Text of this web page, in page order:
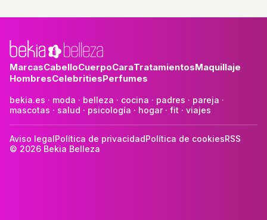
MarcasCabelloCuerpoCaraTratamientosMaquillaje
HombresCelebritiesPerfumes
bekia.es · moda · belleza · cocina · padres · pareja ·
mascotas · salud · psicología · hogar· fit · viajes
Aviso legalPolítica de privacidadPolítica de cookiesRSS
© 2026 Bekia Belleza